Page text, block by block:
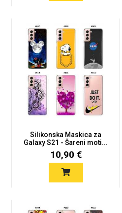
Silikonska Maskica za
Galaxy S21 - Šareni moti...
10,90 €
MarbleMania
Crtani filmovi
Obiteljski motivi